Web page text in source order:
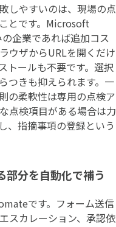
しやすいのは、現場の点
とです。Microsoft
企業であれば追加コス
ウザからURLを開くだけ
トールも不要です。選択
つきも抑えられます。一
の柔軟性は専用の点検ア
点検項目がある場合は力
、指摘事項の登録という
分を自動化で補う
です。フォーム送信
スカレーション、承認依